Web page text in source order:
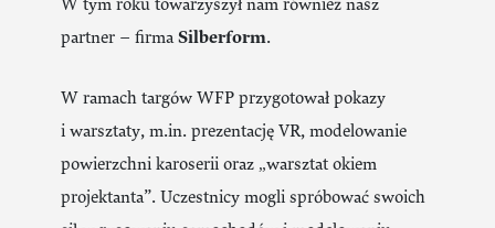
W tym roku towarzyszył nam również nasz
partner – firmaSilberform.
W ramach targów WFP przygotował pokazy
i warsztaty, m.in. prezentację VR, modelowanie
powierzchni karoserii oraz „warsztat okiem
projektanta”. Uczestnicy mogli spróbować swoich